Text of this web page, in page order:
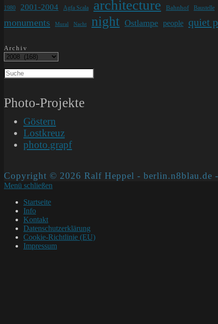
1980 2001-2004 Agfa Scala architecture Bahnhof Baustelle
monuments Mural Nacht night Ostlampe people quiet
Archiv
Photo-Projekte
Göstern
Lostkreuz
photo.grapf
Copyright © 2026 Ralf Heppel - berlin.n8blau.de
Menü schließen
Startseite
Info
Kontakt
Datenschutzerklärung
Cookie-Richtlinie (EU)
Impressum